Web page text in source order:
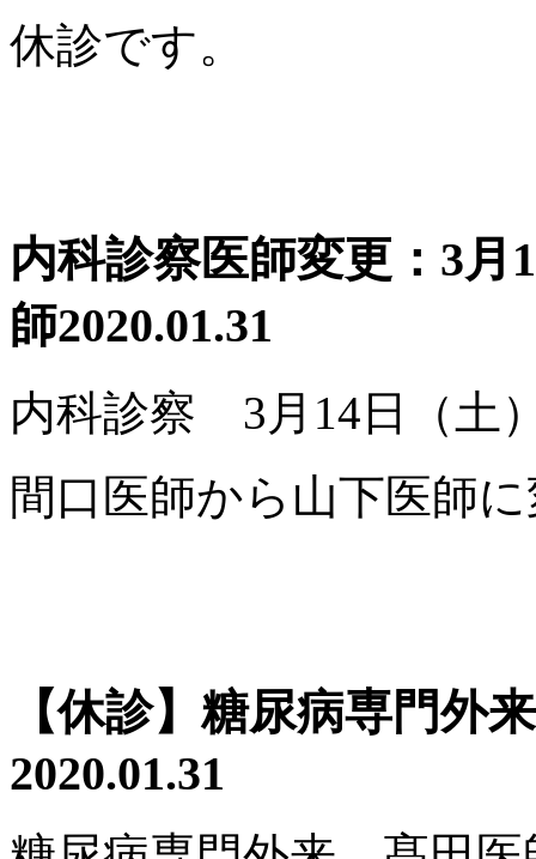
休診です。
内科診察医師変更：3
師2020.01.31
内科診察 3月14日（土
間口医師から山下医師
【休診】糖尿病専門
2020.01.31